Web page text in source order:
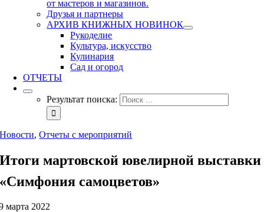
от мастеров и магазинов.
Друзья и партнеры
АРХИВ КНИЖНЫХ НОВИНОК
Рукоделие
Культура, искусство
Кулинария
Сад и огород
ОТЧЕТЫ
Результат поиска:
Новости,Отчеты с мероприятий
Итоги мартовской ювелирной выставки
«Симфония самоцветов»
марта 2022